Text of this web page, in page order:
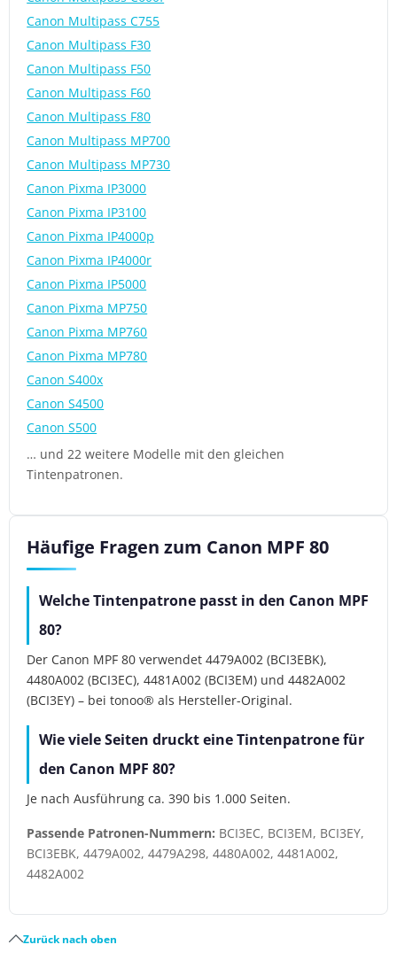
Canon Multipass C755
Canon Multipass F30
Canon Multipass F50
Canon Multipass F60
Canon Multipass F80
Canon Multipass MP700
Canon Multipass MP730
Canon Pixma IP3000
Canon Pixma IP3100
Canon Pixma IP4000p
Canon Pixma IP4000r
Canon Pixma IP5000
Canon Pixma MP750
Canon Pixma MP760
Canon Pixma MP780
Canon S400x
Canon S4500
Canon S500
… und 22 weitere Modelle mit den gleichen
Tintenpatronen.
Häufige Fragen zum Canon MPF 80
Welche Tintenpatrone passt in den Canon MPF
80?
Der Canon MPF 80 verwendet 4479A002 (BCI3EBK),
4480A002 (BCI3EC), 4481A002 (BCI3EM) und 4482A002
(BCI3EY) – bei tonoo® als Hersteller-Original.
Wie viele Seiten druckt eine Tintenpatrone für
den Canon MPF 80?
Je nach Ausführung ca. 390 bis 1.000 Seiten.
Passende Patronen-Nummern: BCI3EC, BCI3EM, BCI3EY,
BCI3EBK, 4479A002, 4479A298, 4480A002, 4481A002,
4482A002
Zurück nach oben